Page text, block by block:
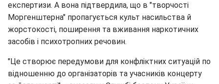
експертизи. А вона підтвердила, що в "творчості
Моргенштерна" пропагується культ насильства й
жорстокості, поширення та вживання наркотичних
засобів і психотропних речовин.
"Це створює передумови для конфліктних ситуацій по
відношенню до організаторів та учасників концерту